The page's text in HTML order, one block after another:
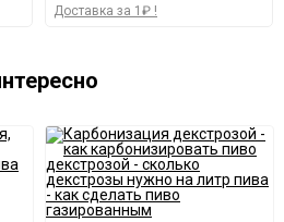
Доставка за 1₽ !